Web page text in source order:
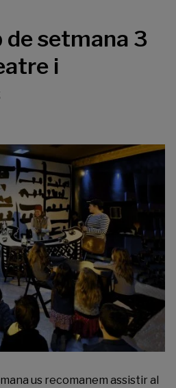
de setmana 3
i
us recomanem assistir al